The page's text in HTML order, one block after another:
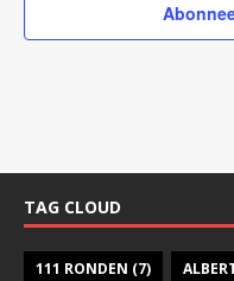
TAG CLOUD
111 RONDEN (7)